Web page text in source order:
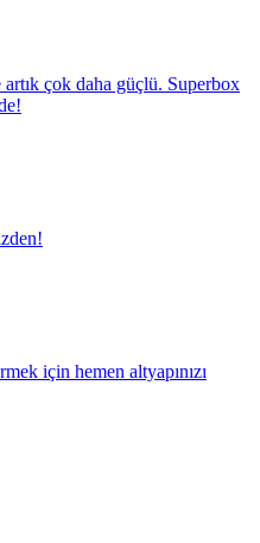
çok daha güçlü. Superbox
için hemen altyapınızı